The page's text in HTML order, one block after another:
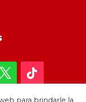
para brindarle la